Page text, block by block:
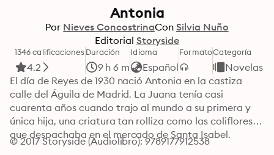
Antonia
Por Nieves ConcostrinaCon Silvia Nuño
Editorial Storyside
1346 calificaciones
4.2
Duración
9 h 6 m
Idioma
Español
FormatoCategoría
Novelas
El día de Reyes de 1930 nació Antonia en la castiza
calle del Águila de Madrid. La Juana tenía casi
cuarenta años cuando trajo al mundo a su primera y
única hija, una criatura tan rolliza como las coliflores
que despachaba en el mercado de Santa Isabel.
© 2017 Storyside (Audiolibro): 9789177912538